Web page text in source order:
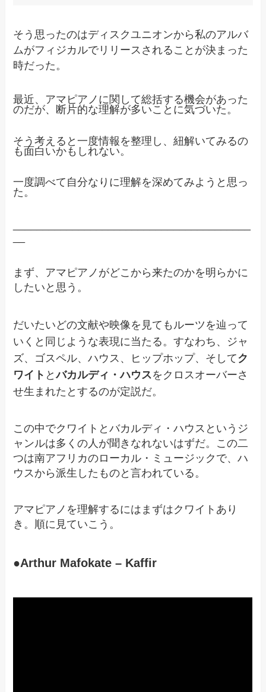
そう思ったのはディスクユニオンから私のアルバ
ムがフィジカルでリリースされることが決まった
時だった。
最近、アマピアノに関して総括する機会があった
のだが、断片的な理解が多いことに気づいた。
そう考えると一度情報を整理し、紐解いてみるの
も面白いかもしれない。
一度調べて自分なりに理解を深めてみようと思っ
た。
まず、アマピアノがどこから来たのかを明らかに
したいと思う。
だいたいどの文献や映像を見てもルーツを辿って
いくと同じような表現に当たる。すなわち、ジャ
ズ、ゴスペル、ハウス、ヒップホップ、そしてク
ワイト とバカルディ・ハウスをクロスオーバーさ
せ生まれたとするのが定説だ。
この中でクワイトとバカルディ・ハウスというジ
ャンルは多くの人が聞きなれないはずだ。この二
つは南アフリカのローカル・ミュージックで、ハ
ウスから派生したものと言われている。
アマピアノを理解するにはまずはクワイトあり
き。順に見ていこう。
●Arthur Mafokate – Kaffir